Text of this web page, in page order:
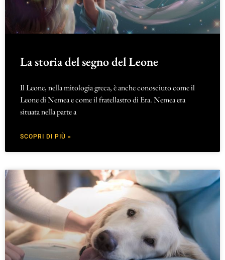
La storia del segno del Leone
Il Leone, nella mitologia greca, è anche conosciuto come il
Leone di Nemea e come il fratellastro di Era. Nemea era
situata nella parte a
SCOPRI DI PIÙ »